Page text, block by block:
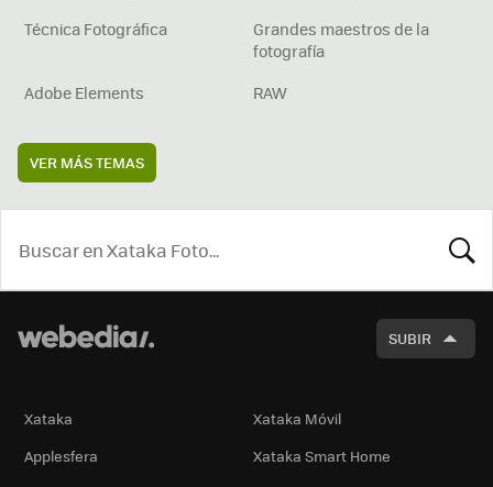
Técnica Fotográfica
Grandes maestros de la
fotografía
Adobe Elements
RAW
VER MÁS TEMAS
SUBIR
Xataka
Xataka Móvil
Applesfera
Xataka Smart Home